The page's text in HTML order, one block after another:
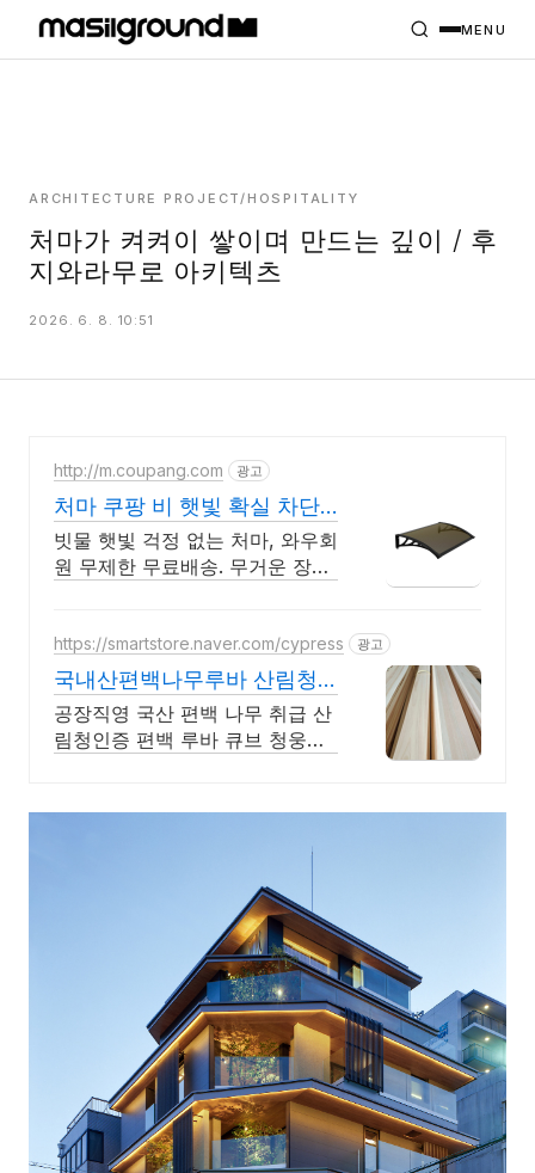
PROJECTS
MASILWIDE
MENU
ARCHITECTURE PROJECT/HOSPITALITY
처마가 켜켜이 쌓이며 만드는 깊이 / 후
지와라무로 아키텍츠
2026. 6. 8. 10:51
http://m.coupang.com 광고
처마 쿠팡 비 햇빛 확실 차단
그늘막
빗물 햇빛 걱정 없는 처마, 와우회
원 무제한 무료배송. 무거운 장비
https://smartstore.naver.com/cypress 광고
국내산편백나무루바 산림청
인증
공장직영 국산 편백 나무 취급 산
림청인증 편백 루바 큐브 청웅편